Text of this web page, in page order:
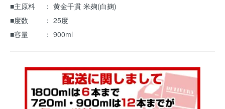
■主原料 ： 黄金千貫 米麹(白麹)
■度数 ： 25度
■容量 ： 900ml